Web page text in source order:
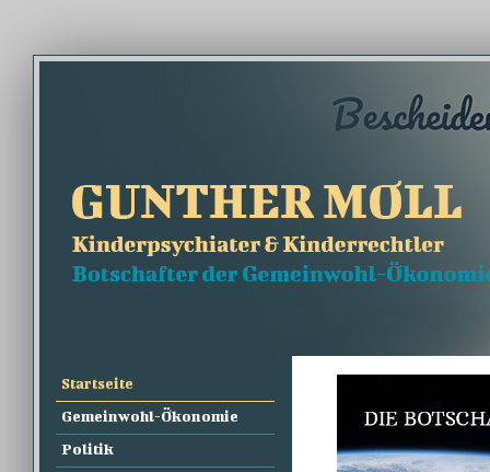
Startseite
Gemeinwohl-Ökonomie
Politik